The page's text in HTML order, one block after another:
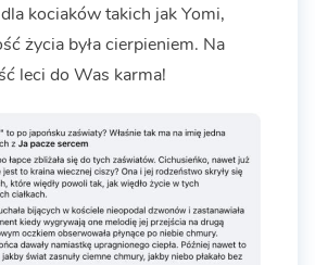
dla kociaków takich jak Yomi,
życia była cierpieniem. Na
leci do Was karma!